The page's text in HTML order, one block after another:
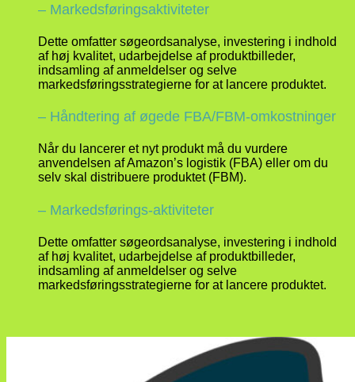
– Markedsføringsaktiviteter
Dette omfatter søgeordsanalyse, investering i indhold
af høj kvalitet, udarbejdelse af produktbilleder,
indsamling af anmeldelser og selve
markedsføringsstrategierne for at lancere produktet.
– Håndtering af øgede FBA/FBM-omkostninger
Når du lancerer et nyt produkt må du vurdere
anvendelsen af Amazon’s logistik (FBA) eller om du
selv skal distribuere produktet (FBM).
– Markedsførings-aktiviteter
Dette omfatter søgeordsanalyse, investering i indhold
af høj kvalitet, udarbejdelse af produktbilleder,
indsamling af anmeldelser og selve
markedsføringsstrategierne for at lancere produktet.